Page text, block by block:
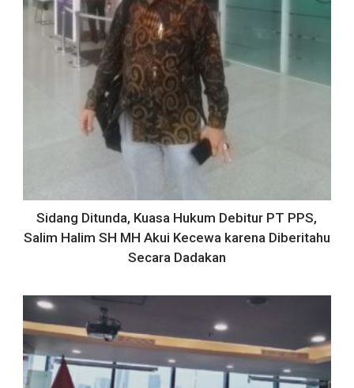
Sidang Ditunda, Kuasa Hukum Debitur PT PPS,
Salim Halim SH MH Akui Kecewa karena Diberitahu
Secara Dadakan